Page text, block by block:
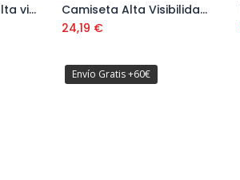
Polo manga larga alta visibilidad amarillo/azul Ref. 1288PAVXMLYFA
Añadir al carrito
Camiseta Alta Visibilidad Naranja Ref. 295480
24,19 €
Envío Gratis +60€